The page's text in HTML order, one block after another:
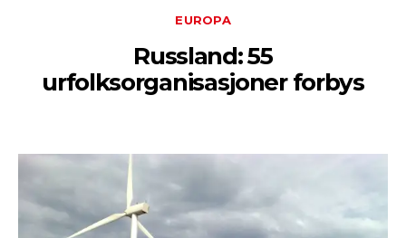
EUROPA
Russland: 55
urfolksorganisasjoner forbys